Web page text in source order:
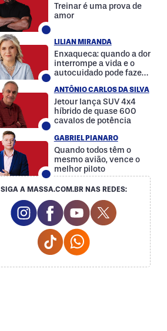
Treinar é uma prova de
amor
LILIAN MIRANDA
Enxaqueca: quando a dor
interrompe a vida e o
autocuidado pode fazer
ANTÔNIO CARLOS DA SILVA
Jetour lança SUV 4x4
híbrido de quase 600
cavalos de potência
GABRIEL PIANARO
Quando todos têm o
mesmo avião, vence o
melhor piloto
SIGA A MASSA.COM.BR NAS REDES:
Instagram Social Media
Facebook Social Media
Youtube Social
Twitter
Tiktok Social Media
Whatsapp